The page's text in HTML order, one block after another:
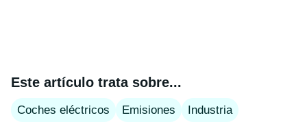
Este artículo trata sobre...
Coches eléctricos Emisiones Industria